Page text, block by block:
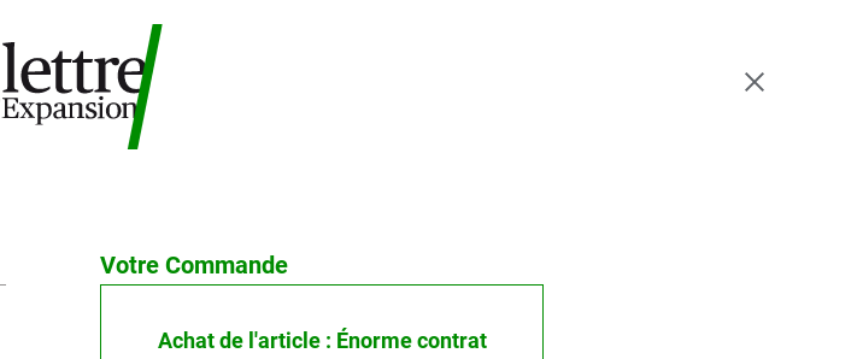
Votre Commande
Achat de l'article : Énorme contrat